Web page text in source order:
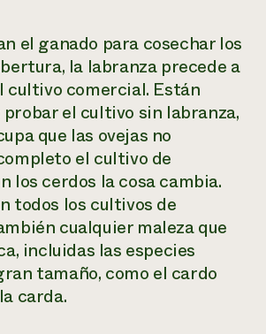
el ganado para cosechar los
la labranza precede a
cultivo comercial. Están
el cultivo sin labranza,
que las ovejas no
el cultivo de
los cerdos la cosa cambia.
todos los cultivos de
cualquier maleza que
incluidas las especies
tamaño, como el cardo
carda.